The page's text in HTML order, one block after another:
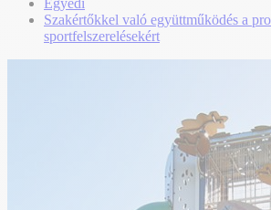
Egyedi
Szakértőkkel való együttműködés a
sportfelszerelésekért